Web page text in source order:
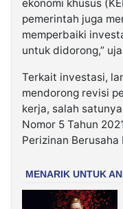
ekonomi khusus
pemerintah juga
memperbaiki
untuk didorong,”
Terkait investasi,
mendorong revisi
kerja, salah
Nomor 5 Tahun
Perizinan Berusaha